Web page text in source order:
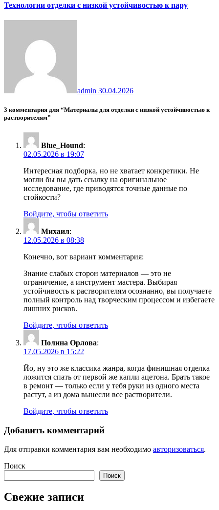
Технологии отделки с низкой устойчивостью к пару
admin 30.04.2026
3 комментария для “Материалы для отделки с низкой устойчивостью к
растворителям”
Blue_Hound:
02.05.2026 в 19:07
Интересная подборка, но не хватает конкретики. Не
могли бы вы дать ссылку на оригинальное
исследование, где приводятся точные данные по
стойкости?
Войдите, чтобы ответить
Михаил:
12.05.2026 в 08:38
Конечно, вот вариант комментария:
Знание слабых сторон материалов — это не
ограничение, а инструмент мастера. Выбирая
устойчивость к растворителям осознанно, вы получаете
полный контроль над творческим процессом и избегаете
лишних рисков.
Войдите, чтобы ответить
Полина Орлова:
17.05.2026 в 15:22
Йо, ну это же классика жанра, когда финишная отделка
ложится спать от первой же капли ацетона. Брать такое
в ремонт — только если у тебя руки из одного места
растут, а из дома вынесли все растворители.
Войдите, чтобы ответить
Добавить комментарий
Для отправки комментария вам необходимо авторизоваться.
Поиск
Поиск
Свежие записи